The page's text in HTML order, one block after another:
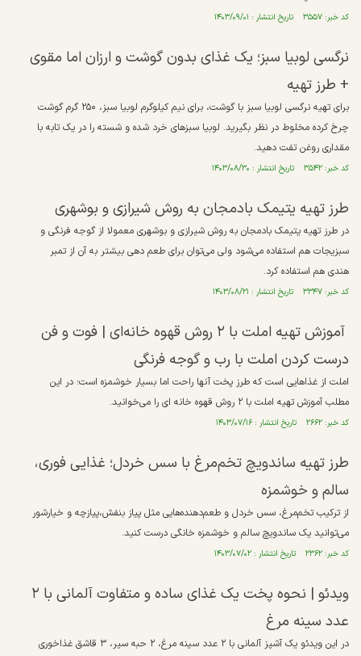
کد خبر: ۳۵۵۷ تاریخ انتشار : ۱۴۰۳/۰۹/۰۱
نرگسی لوبیا سبز؛ یک غذای بدون گوشت و ارزان اما مقوی
+ طرز تهیه
برای تهیه نرگسی لوبیا سبز با گوشت، برای نیم کیلوگرم لوبیا سبز، ۲۵۰ گرم گوشت
چرخ کرده مخلوط در نظر بگیرید. لوبیا سبزهای خرد شده و شسته را در یک تابه با
مقداری روغن تفت دهید.
کد خبر: ۳۵۴۲ تاریخ انتشار : ۱۴۰۳/۰۸/۳۰
طرز تهیه یتیمک بادمجان به روش شیرازی و بوشهری
در طرز تهیه یتیمک بادمجان به روش شیرازی و بوشهری معمولا از گوجه فرنگی و
سبزیجات هم استفاده می‌شود ولی می‌توان برای طعم دهی بیشتر به آن از تمبر
هندی هم استفاده کرد.
کد خبر: ۳۳۴۷ تاریخ انتشار : ۱۴۰۳/۰۸/۲۱
آموزش تهیه املت با ۲ روش قهوه خانه‌ای | فوت و فن
درست کردن املت با رب و گوجه فرنگی
املت از غذاهایی است که طرز پخت آنها راحت اما بسیار خوشمزه است؛ در این
مطلب آموزش تهیه املت با ۲ روش قهوه خانه ای را می‌خوانید.
کد خبر: ۲۶۶۲ تاریخ انتشار : ۱۴۰۳/۰۷/۱۶
طرز تهیه ساندویچ تخم‌مرغ با سس خردل؛ غذایی فوری،
سالم و خوشمزه
از ترکیب تخم‌مرغ، سس خردل و طعم‌دهنده‌هایی مثل پیاز بنفش،پیازچه و خیارشور
می‌توانید یک ساندویچ سالم و خوشمزه خانگی درست کنید.
کد خبر: ۲۳۶۲ تاریخ انتشار : ۱۴۰۳/۰۷/۰۲
ویدئو | نحوه پخت یک غذای ساده و متفاوت آلمانی با ۲
عدد سینه مرغ
در این ویدئو یک آشپز آلمانی با ۲ عدد سینه مرغ، ۲ حبه سیر، ۳ قاشق غذاخوری